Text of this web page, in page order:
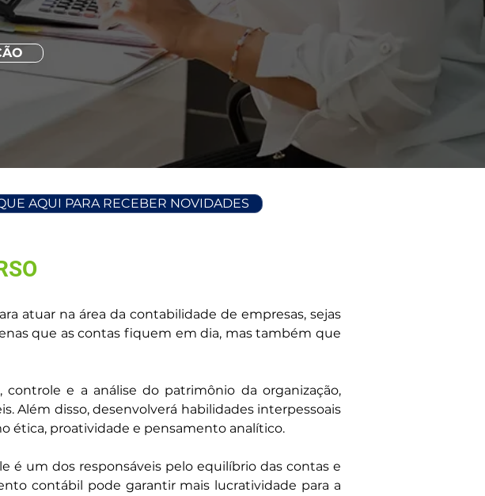
AQUI PARA RECEBER NOVIDADES
atuar na área da contabilidade de empresas, sejas
que as contas fiquem em dia, mas também que
e a análise do patrimônio da organização,
Além disso, desenvolverá habilidades interpessoais
ética, proatividade e pensamento analítico.
é um dos responsáveis pelo equilíbrio das contas e
contábil pode garantir mais lucratividade para a